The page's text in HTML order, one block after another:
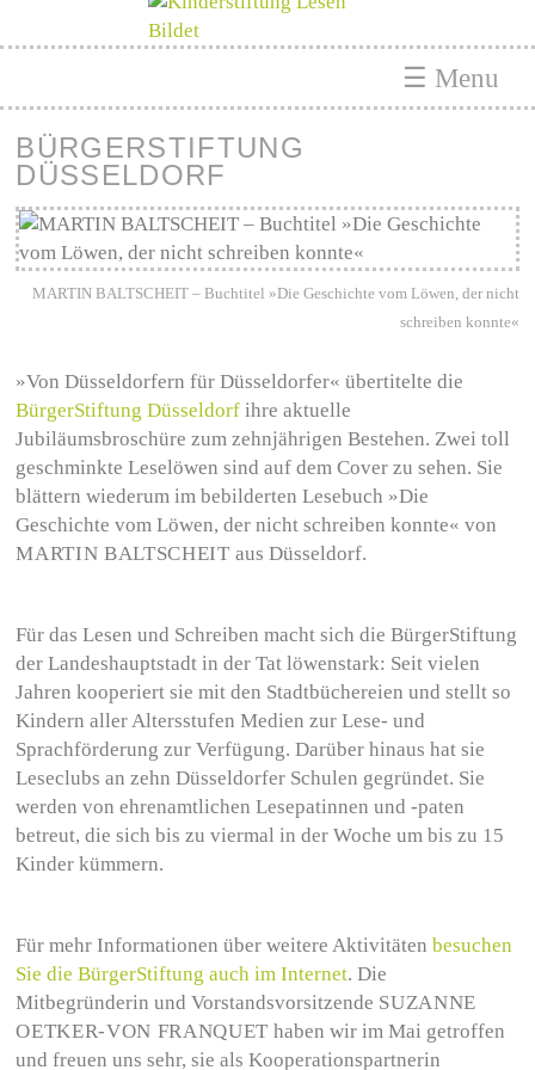
☰ Menu
BÜRGERSTIFTUNG
DÜSSELDORF
MARTIN BALTSCHEIT – Buchtitel »Die Geschichte vom Löwen, der nicht
schreiben konnte«
»Von Düsseldorfern für Düsseldorfer« übertitelte die
BürgerStiftung Düsseldorf ihre aktuelle
Jubiläumsbroschüre zum zehnjährigen Bestehen. Zwei toll
geschminkte Leselöwen sind auf dem Cover zu sehen. Sie
blättern wiederum im bebilderten Lesebuch »Die
Geschichte vom Löwen, der nicht schreiben konnte« von
MARTIN BALTSCHEIT aus Düsseldorf.
Für das Lesen und Schreiben macht sich die BürgerStiftung
der Landeshauptstadt in der Tat löwenstark: Seit vielen
Jahren kooperiert sie mit den Stadtbüchereien und stellt so
Kindern aller Altersstufen Medien zur Lese- und
Sprachförderung zur Verfügung. Darüber hinaus hat sie
Leseclubs an zehn Düsseldorfer Schulen gegründet. Sie
werden von ehrenamtlichen Lesepatinnen und -paten
betreut, die sich bis zu viermal in der Woche um bis zu 15
Kinder kümmern.
Für mehr Informationen über weitere Aktivitätenbesuchen
Sie die BürgerStiftung auch im Internet. Die
Mitbegründerin und Vorstandsvorsitzende SUZANNE
OETKER-VON FRANQUET haben wir im Mai getroffen
und freuen uns sehr, sie als Kooperationspartnerin